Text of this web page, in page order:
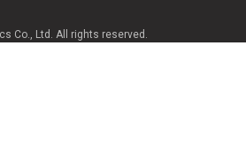
Co., Ltd. All rights reserved.